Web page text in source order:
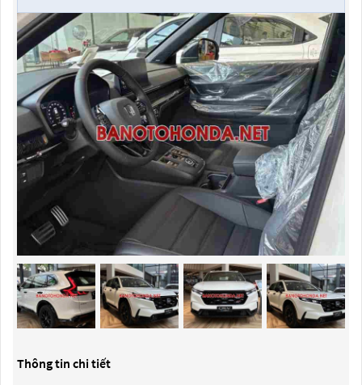
Thông tin chi tiết